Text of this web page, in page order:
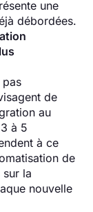
une
débordées.
de
au
à 5
à ce
de
la
nouvelle